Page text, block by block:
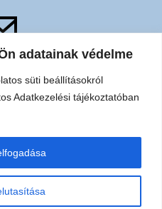
adatainak védelme
süti beállításokról
Adatkezelési tájékoztatóban
Elérhetőségek
Sütik
tájékoztató
Kórház és Rendelőintézet